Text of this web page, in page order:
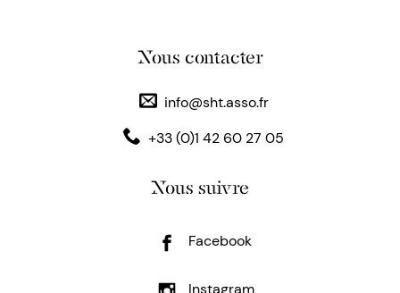
Nous contacter
info@sht.asso.fr
+33 (0)1 42 60 27 05
Nous suivre
Facebook